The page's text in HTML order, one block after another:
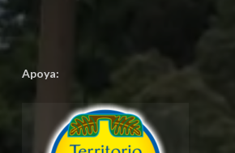
Apoya: